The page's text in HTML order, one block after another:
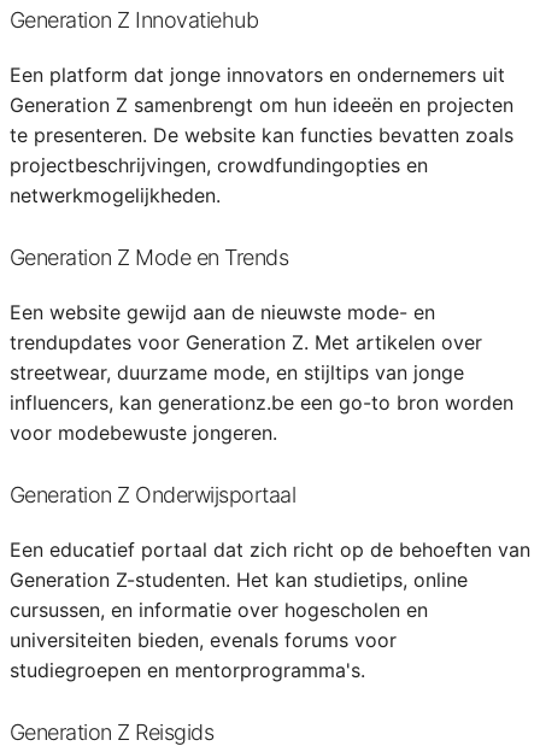
Generation Z Innovatiehub
Een platform dat jonge innovators en ondernemers uit
Generation Z samenbrengt om hun ideeën en projecten
te presenteren. De website kan functies bevatten zoals
projectbeschrijvingen, crowdfundingopties en
netwerkmogelijkheden.
Generation Z Mode en Trends
Een website gewijd aan de nieuwste mode- en
trendupdates voor Generation Z. Met artikelen over
streetwear, duurzame mode, en stijltips van jonge
influencers, kan generationz.be een go-to bron worden
voor modebewuste jongeren.
Generation Z Onderwijsportaal
Een educatief portaal dat zich richt op de behoeften van
Generation Z-studenten. Het kan studietips, online
cursussen, en informatie over hogescholen en
universiteiten bieden, evenals forums voor
studiegroepen en mentorprogramma's.
Generation Z Reisgids